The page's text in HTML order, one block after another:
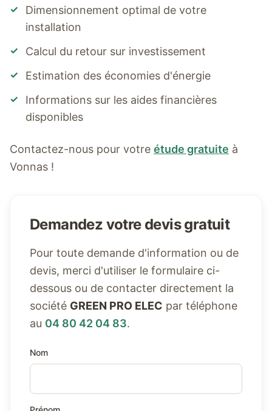
✓
Dimensionnement optimal de votre
installation
✓ Calcul du retour sur investissement
✓ Estimation des économies d'énergie
✓
Informations sur les aides financières
disponibles
Contactez-nous pour votre étude gratuite à
Vonnas !
Demandez votre devis gratuit
Pour toute demande d'information ou de
devis, merci d'utiliser le formulaire ci-
dessous ou de contacter directement la
société GREEN PRO ELEC par téléphone
au 04 80 42 04 83.
Nom